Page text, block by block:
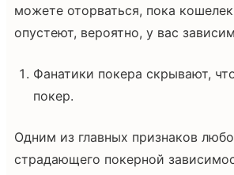
можете оторваться, пока
опустеют, вероятно, у вас
Фанатики покера скрывают,
покер.
Одним из главных признаков
страдающего покерной